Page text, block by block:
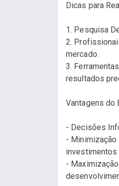
Dicas para
1. Pesquisa
2.
mercado.
3.
resultados
Vantagens do
- Decisões
-
-